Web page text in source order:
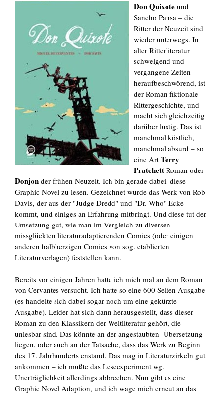
Don Quixote und
Sancho Pansa – die
Ritter der Neuzeit sind
wieder unterwegs. In
alter Ritterliteratur
schwelgend und
vergangene Zeiten
heraufbeschwörend, ist
der Roman fiktionale
Rittergeschichte, und
macht sich gleichzeitig
darüber lustig. Das ist
manchmal köstlich,
manchmal absurd – so
eine Art Terry
Pratchett Roman oder
Donjon der frühen Neuzeit. Ich bin gerade dabei, diese
Graphic Novel zu lesen. Gezeichnet wurde das Werk von Rob
Davis, der aus der "Judge Dredd" und "Dr. Who" Ecke
kommt, und einiges an Erfahrung mitbringt. Und diese tut der
Umsetzung gut, wie man im Vergleich zu diversen
missglückten literaturadaptierenden Comics (oder einigen
anderen halbherzigen Comics von sog. etablierten
Literaturverlagen) feststellen kann.
Bereits vor einigen Jahren hatte ich mich mal an dem Roman
von Cervantes versucht. Ich hatte so eine 600 Seiten Ausgabe
(es handelte sich dabei sogar noch um eine gekürzte
Ausgabe). Leider hat sich dann herausgestellt, dass dieser
Roman zu den Klassikern der Weltliteratur gehört, die
unlesbar sind. Das könnte an der angestaubten Übersetzung
liegen, oder auch an der Tatsache, dass das Werk zu Beginn
des 17. Jahrhunderts enstand. Das mag in Literaturzirkeln gut
ankommen – ich mußte das Leseexperiment wg.
Unerträglichkeit allerdings abbrechen. Nun gibt es eine
Graphic Novel Adaption, und ich wage mich erneut an das